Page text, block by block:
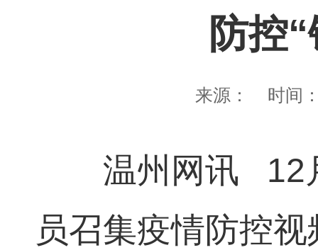
防控
来源： 时间
温州网讯 12月
员召集疫情防控